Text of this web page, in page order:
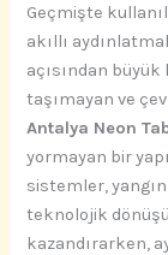
Geçmişte
akıllı
açısından
taşımayan ve
Antalya Neon
yormayan bir
sistemler,
teknolojik
kazandırarken,